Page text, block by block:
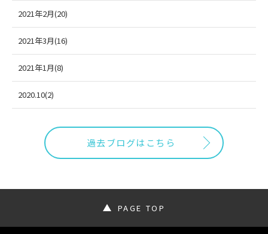
2021年2月(20)
2021年3月(16)
2021年1月(8)
2020.10(2)
過去ブログはこちら
PAGE TOP